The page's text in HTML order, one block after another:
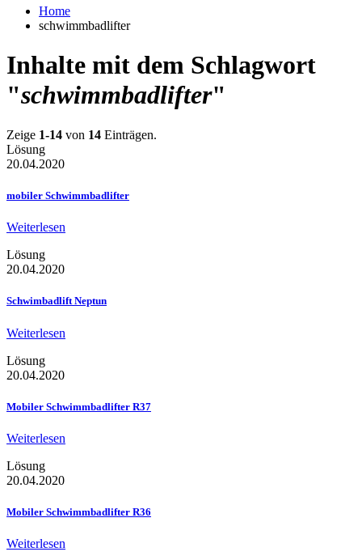
Home
schwimmbadlifter
Inhalte mit dem Schlagwort
"schwimmbadlifter"
Zeige 1-14 von 14 Einträgen.
Lösung
20.04.2020
mobiler Schwimmbadlifter
Weiterlesen
Lösung
20.04.2020
Schwimbadlift Neptun
Weiterlesen
Lösung
20.04.2020
Mobiler Schwimmbadlifter R37
Weiterlesen
Lösung
20.04.2020
Mobiler Schwimmbadlifter R36
Weiterlesen